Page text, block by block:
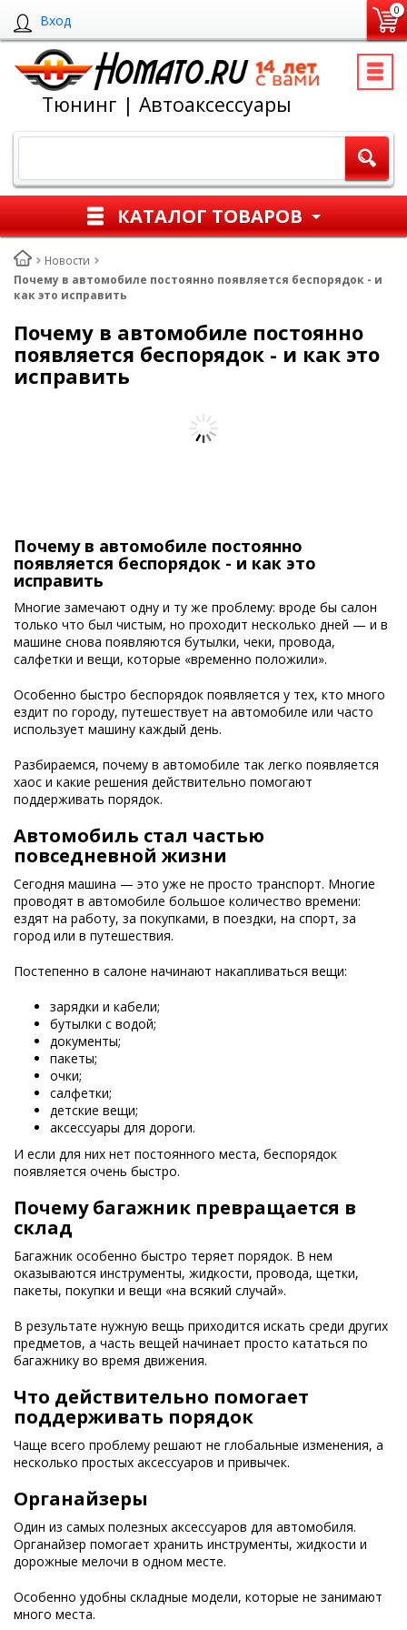
Вход
0
Тюнинг | Автоаксессуары
КАТАЛОГ ТОВАРОВ
Новости
Почему в автомобиле постоянно появляется беспорядок - и
как это исправить
Почему в автомобиле постоянно
появляется беспорядок - и как это
исправить
Почему в автомобиле постоянно
появляется беспорядок - и как это
исправить
Многие замечают одну и ту же проблему: вроде бы салон
только что был чистым, но проходит несколько дней — и в
машине снова появляются бутылки, чеки, провода,
салфетки и вещи, которые «временно положили».
Особенно быстро беспорядок появляется у тех, кто много
ездит по городу, путешествует на автомобиле или часто
использует машину каждый день.
Разбираемся, почему в автомобиле так легко появляется
хаос и какие решения действительно помогают
поддерживать порядок.
Автомобиль стал частью
повседневной жизни
Сегодня машина — это уже не просто транспорт. Многие
проводят в автомобиле большое количество времени:
ездят на работу, за покупками, в поездки, на спорт, за
город или в путешествия.
Постепенно в салоне начинают накапливаться вещи:
зарядки и кабели;
бутылки с водой;
документы;
пакеты;
очки;
салфетки;
детские вещи;
аксессуары для дороги.
И если для них нет постоянного места, беспорядок
появляется очень быстро.
Почему багажник превращается в
склад
Багажник особенно быстро теряет порядок. В нем
оказываются инструменты, жидкости, провода, щетки,
пакеты, покупки и вещи «на всякий случай».
В результате нужную вещь приходится искать среди других
предметов, а часть вещей начинает просто кататься по
багажнику во время движения.
Что действительно помогает
поддерживать порядок
Чаще всего проблему решают не глобальные изменения, а
несколько простых аксессуаров и привычек.
Органайзеры
Один из самых полезных аксессуаров для автомобиля.
Органайзер помогает хранить инструменты, жидкости и
дорожные мелочи в одном месте.
Особенно удобны складные модели, которые не занимают
много места.